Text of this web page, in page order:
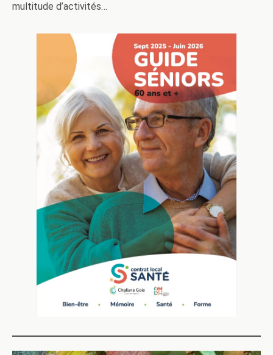
multitude d’activités…